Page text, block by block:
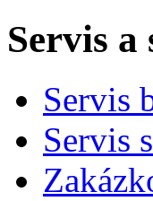
Servis a
Servis
Servis